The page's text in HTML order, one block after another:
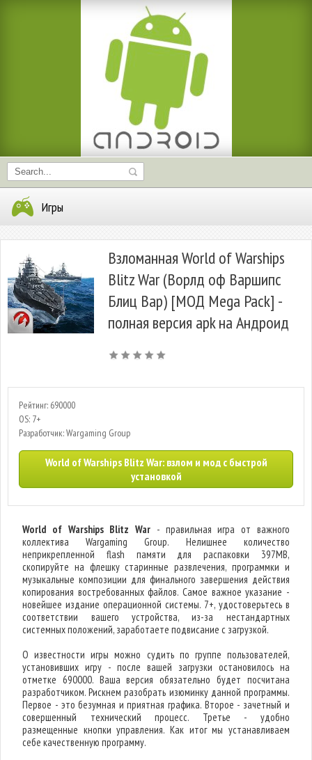
Игры
Взломанная World of Warships
Blitz War (Ворлд оф Варшипс
Блиц Вар) [МОД Mega Pack] -
полная версия apk на Андроид
Рейтинг: 690000
OS: 7+
Разработчик: Wargaming Group
World of Warships Blitz War: взлом и мод с быстрой
установкой
World of Warships Blitz War - правильная игра от важного
коллектива Wargaming Group. Нелишнее количество
неприкрепленной flash памяти для распаковки 397MB,
скопируйте на флешку старинные развлечения, программки и
музыкальные композиции для финального завершения действия
копирования востребованных файлов. Самое важное указание -
новейшее издание операционной системы. 7+, удостоверьтесь в
соответствии вашего устройства, из-за нестандартных
системных положений, заработаете подвисание с загрузкой.
О известности игры можно судить по группе пользователей,
установивших игру - после вашей загрузки остановилось на
отметке 690000. Ваша версия обязательно будет посчитана
разработчиком. Рискнем разобрать изюминку данной программы.
Первое - это безумная и приятная графика. Второе - зачетный и
совершенный технический процесс. Третье - удобно
размещенные кнопки управления. Как итог мы устанавливаем
себе качественную программу.